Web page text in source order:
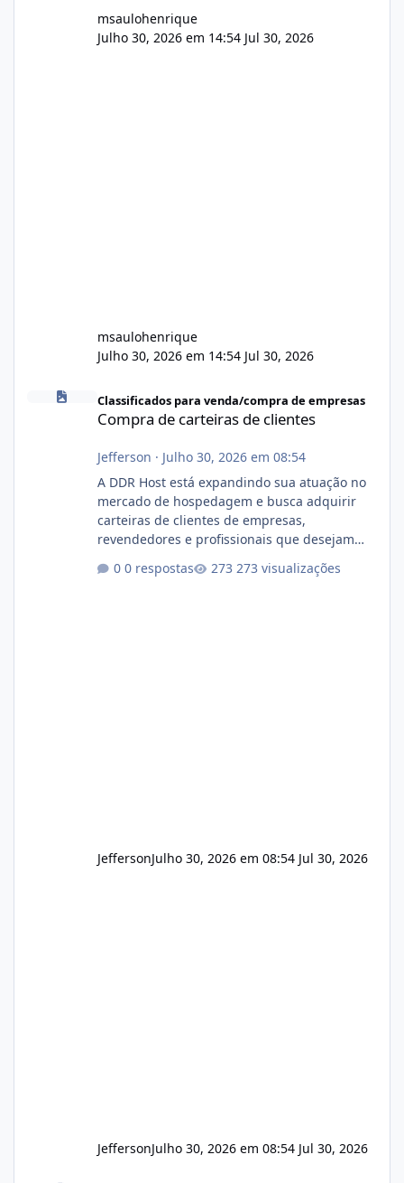
msaulohenrique
Julho 30, 2026 em 14:54 Jul 30, 2026
msaulohenrique
Julho 30, 2026 em 14:54 Jul 30, 2026
Compra de carteiras de clientes
Classificados para venda/compra de empresas
Compra de carteiras de clientes
Jefferson · Julho 30, 2026 em 08:54
A DDR Host está expandindo sua atuação no
mercado de hospedagem e busca adquirir
carteiras de clientes de empresas,
revendedores e profissionais que desejam
operação. Se você possui clientes ativos de
0 respostas 273 visualizações
JeffersonJulho 30, 2026 em 08:54 Jul 30, 2026
JeffersonJulho 30, 2026 em 08:54 Jul 30, 2026